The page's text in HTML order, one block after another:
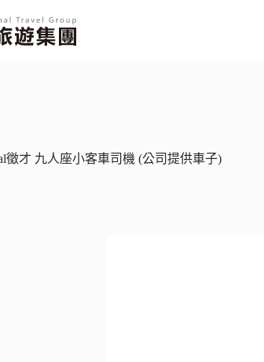
徵才 九人座小客車司機 (公司提供車子)